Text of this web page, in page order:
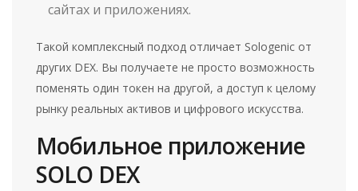
сайтах и приложениях.
Такой комплексный подход отличает Sologenic от
других DEX. Вы получаете не просто возможность
поменять один токен на другой, а доступ к целому
рынку реальных активов и цифрового искусства.
Мобильное приложение
SOLO DEX